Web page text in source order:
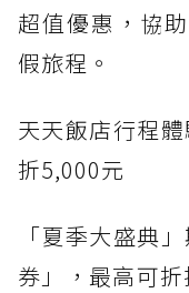
超值優惠，協
假旅程。
天天飯店行程
折5,000元
「夏季大盛典
券」，最高可